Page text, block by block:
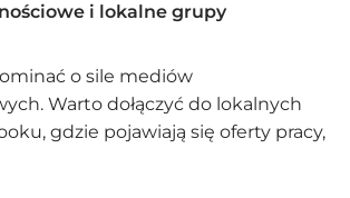
i lokalne grupy
o sile mediów
Warto dołączyć do lokalnych
gdzie pojawiają się oferty pracy,